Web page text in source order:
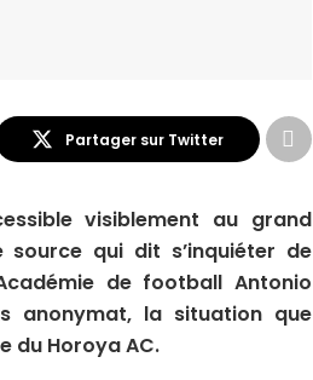
Partager sur Twitter
visiblement au grand
qui dit s’inquiéter de
cadémie de football Antonio
anonymat, la situation que
du Horoya AC.